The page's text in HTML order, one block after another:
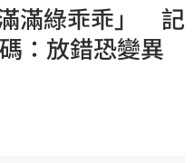
滿綠乖乖」 記
：放錯恐變異